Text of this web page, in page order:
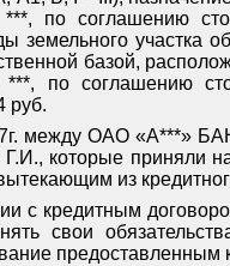
по соглашению
земельного участка
базой,
по соглашению
руб.
между ОАО «А***»
которые приняли на
из
с кредитным
свои
предоставленным